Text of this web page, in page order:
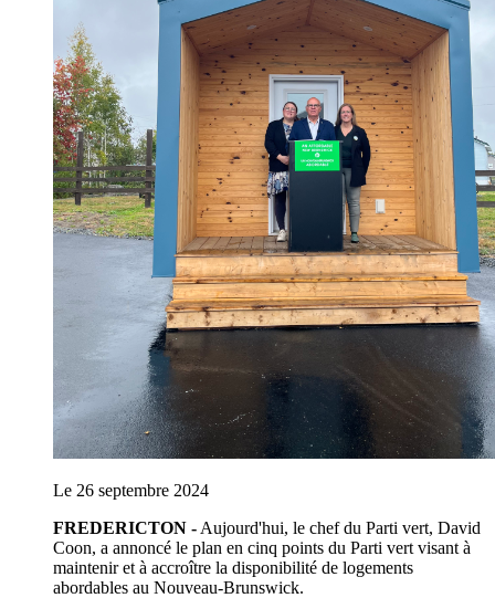
Le 26 septembre 2024
FREDERICTON - Aujourd'hui, le chef du Parti vert, David
Coon, a annoncé le plan en cinq points du Parti vert visant à
maintenir et à accroître la disponibilité de logements
abordables au Nouveau-Brunswick.